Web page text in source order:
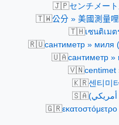
🇯🇵センチメー
🇹🇼公分 » 美國測量哩
🇹🇭เซนติเมต
🇷🇺сантиметр » миля
🇺🇦сантиметр
🇻🇳centimet
🇰🇷센티미
🇸🇦
🇬🇷εκατοστόμετρο